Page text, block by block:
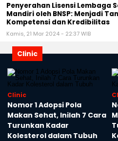
Penyerahan Lisensi Lembaga
Mandiri oleh BNSP: Menjadi
Kompetensi dan Kredibilitas
Kamis, 21 Mar 2024 - 22:37 WIB
Clinic
Clinic
Nomor 1 Adopsi Pola
Makan Sehat, Inilah 7 Cara
Turunkan Kadar
Kolesterol dalam Tubuh